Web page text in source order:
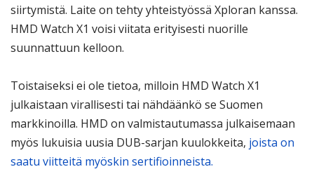
siirtymistä. Laite on tehty yhteistyössä Xploran kanssa.
HMD Watch X1 voisi viitata erityisesti nuorille
suunnattuun kelloon.
Toistaiseksi ei ole tietoa, milloin HMD Watch X1
julkaistaan virallisesti tai nähdäänkö se Suomen
markkinoilla. HMD on valmistautumassa julkaisemaan
myös lukuisia uusia DUB-sarjan kuulokkeita, joista on
saatu viitteitä myöskin sertifioinneista.